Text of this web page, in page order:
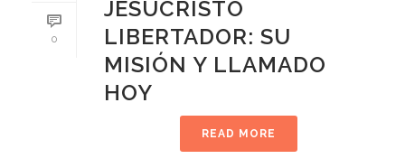
0
JESUCRISTO
LIBERTADOR: SU
MISIÓN Y LLAMADO
HOY
READ MORE